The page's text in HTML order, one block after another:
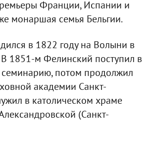
Франции, Испании и
монаршая семья Бельгии.
в 1822 году на Волыни в
1851-м Фелинский поступил в
потом продолжил
академии Санкт-
в католическом храме
(Санкт-